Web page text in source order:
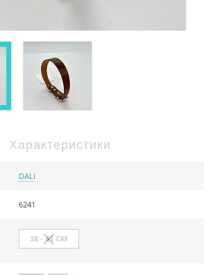
Характеристики
DALI
6241
38 - 41 СМ